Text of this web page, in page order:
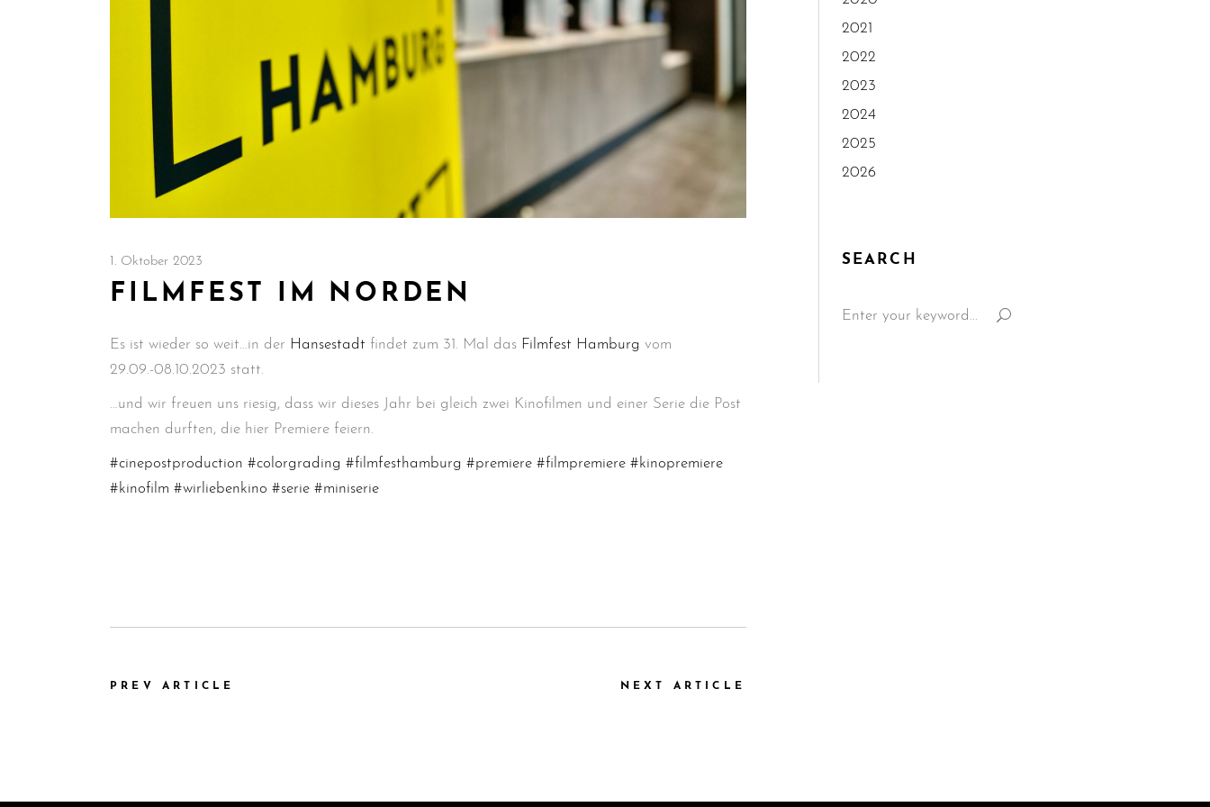
1. Oktober 2023
FILMFEST IM NORDEN
Es ist wieder so weit…in der Hansestadt findet zum 31. Mal das Filmfest Hamburg vom
29.09.-08.10.2023 statt.
…und wir freuen uns riesig, dass wir dieses Jahr bei gleich zwei Kinofilmen und einer Serie die Post
machen durften, die hier Premiere feiern.
#cinepostproduction #colorgrading #filmfesthamburg #premiere #filmpremiere #kinopremiere
#kinofilm #wirliebenkino #serie #miniserie
PREV ARTICLE NEXT ARTICLE
2021
2022
2023
2024
2025
2026
SEARCH